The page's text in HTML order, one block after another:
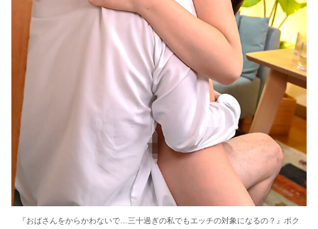
『おばさんをからかわないで…三十過ぎの私でもエッチの対象になるの？』ボク